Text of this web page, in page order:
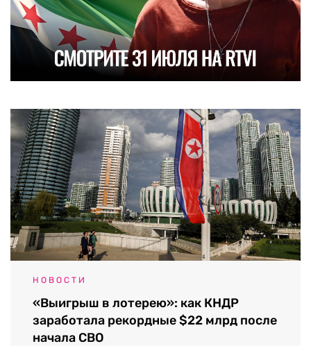
НОВОСТИ
«Выигрыш в лотерею»: как КНДР
заработала рекордные $22 млрд после
начала СВО